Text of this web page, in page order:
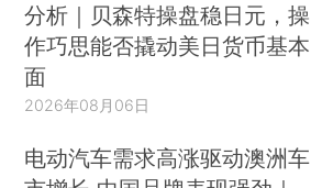
分析｜贝森特操盘稳日元，操
作巧思能否撬动美日货币基本
面
2026年08月06日
电动汽车需求高涨驱动澳洲车